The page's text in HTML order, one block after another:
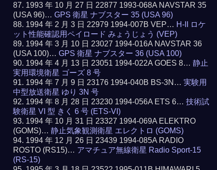
1993 年 10 月 27 日 22877 1993-068A NAVSTAR 35
(USA 96)…GPS 衛星 ナブスター 35 (USA 96)
1994 年 2 月 3 日 22979 1994-007B VEP… H-II ロケ
ット性能確認用ペイロード みょうじょう (VEP)
1994 年 3 月 10 日 23027 1994-016A NAVSTAR 36
(USA 100)…GPS 衛星 ナブスター 36 (USA 100)
1994 年 4 月 13 日 23051 1994-022A GOES 8…静止
実用環境衛星 ゴーズ 8 号
1994 年 7 月 9 日 23176 1994-040B BS-3N…実験用
中型放送衛星 ゆり 3N 号
1994 年 8 月 28 日 23230 1994-056A ETS 6…技術試
験衛星 VI 型 きく 6 号 (ETS-VI)
1994 年 10 月 31 日 23327 1994-069A ELEKTRO
(GOMS)…静止気象観測衛星 エレクトロ (GOMS)
1994 年 12 月 26 日 23439 1994-085A RADIO
ROSTO (RS15)… アマチュア無線衛星 Radio Sport-15
(RS-15)